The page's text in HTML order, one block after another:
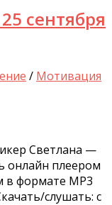
сентября
/ Мотивация
Светлана —
онлайн плеером
в формате MP3
слушать: с